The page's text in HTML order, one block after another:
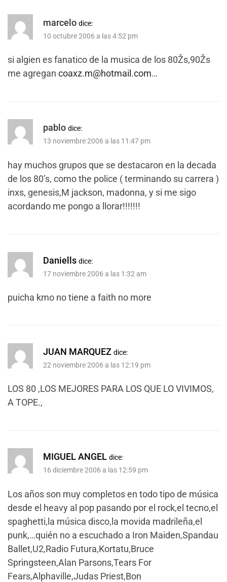
marcelo dice:
10 octubre 2006 a las 4:52 pm
si algien es fanatico de la musica de los 80Žs,90Žs
me agregan coaxz.m@hotmail.com…
pablo dice:
13 noviembre 2006 a las 11:47 pm
hay muchos grupos que se destacaron en la decada
de los 80’s, como the police ( terminando su carrera )
inxs, genesis,M jackson, madonna, y si me sigo
acordando me pongo a llorar!!!!!!!
Daniells dice:
17 noviembre 2006 a las 1:32 am
puicha kmo no tiene a faith no more
JUAN MARQUEZ dice:
22 noviembre 2006 a las 12:19 pm
LOS 80 ,LOS MEJORES PARA LOS QUE LO VIVIMOS,
A TOPE.,
MIGUEL ANGEL dice:
16 diciembre 2006 a las 12:59 pm
Los años son muy completos en todo tipo de música
desde el heavy al pop pasando por el rock,el tecno,el
spaghetti,la música disco,la movida madrileña,el
punk,…quién no a escuchado a Iron Maiden,Spandau
Ballet,U2,Radio Futura,Kortatu,Bruce
Springsteen,Alan Parsons,Tears For
Fears,Alphaville,Judas Priest,Bon